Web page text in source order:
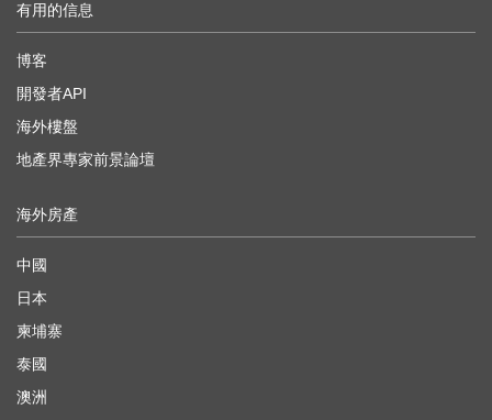
有用的信息
博客
開發者API
海外樓盤
地產界專家前景論壇
海外房產
中國
日本
柬埔寨
泰國
澳洲